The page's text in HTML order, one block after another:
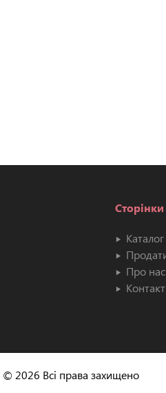
Сторінки
Каталог
Про нас
© 2026 Всі права захищено